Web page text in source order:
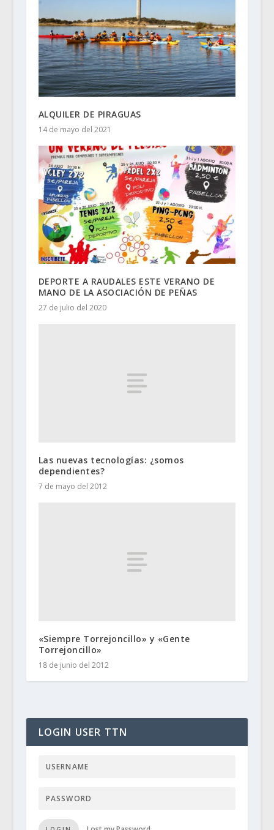
ALQUILER DE PIRAGUAS
14 de mayo del 2021
DEPORTE A RAUDALES ESTE VERANO DE
MANO DE LA ASOCIACIÓN DE PEÑAS
27 de julio del 2020
Las nuevas tecnologías: ¿somos
dependientes?
7 de mayo del 2012
«Siempre Torrejoncillo» y «Gente
Torrejoncillo»
18 de junio del 2012
LOGIN USER TTN